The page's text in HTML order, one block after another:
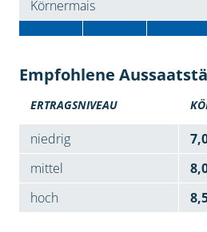
Körnermais
Empfohlene
ERTRAGSNIVEAU
niedrig
mittel
hoch